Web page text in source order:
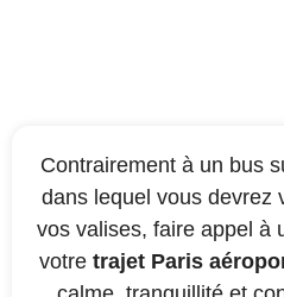
Contrairement à un bus
dans lequel vous devrez
vos valises, faire appel à
votre trajet Paris